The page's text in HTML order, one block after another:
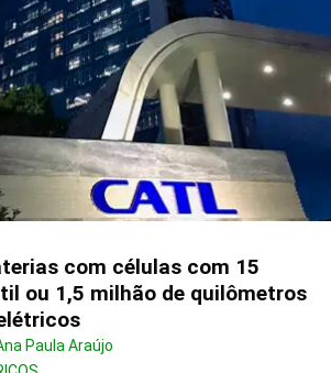
com células com 15
ou 1,5 milhão de quilômetros
Paula Araújo